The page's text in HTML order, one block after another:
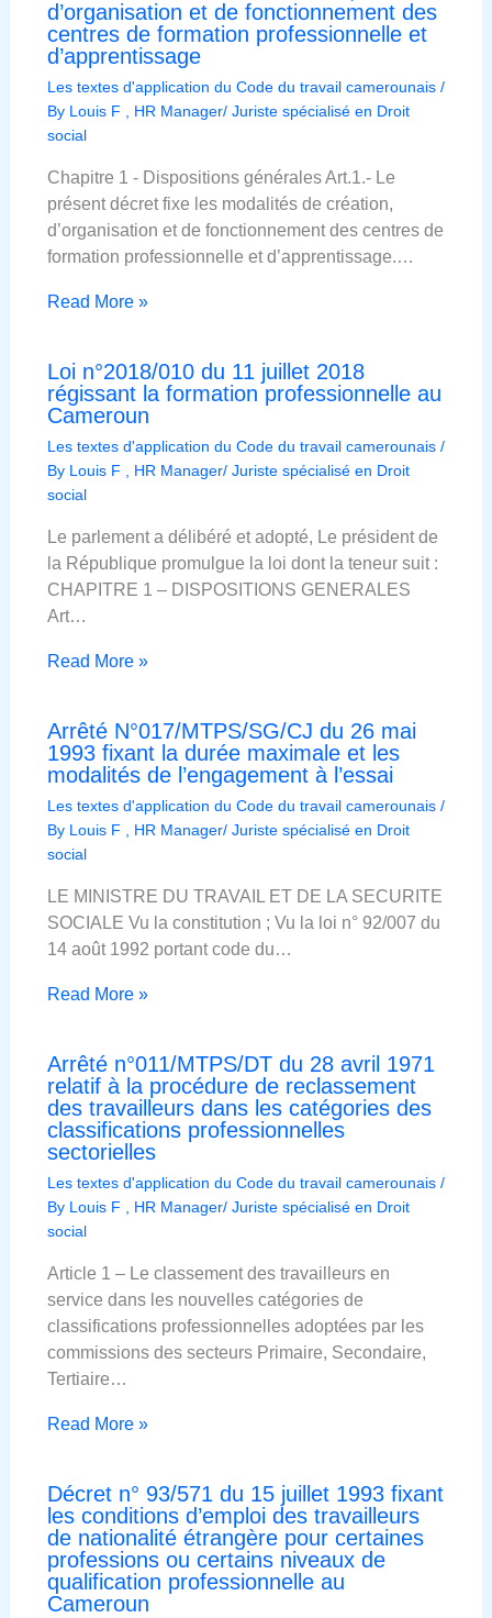
d’organisation et de fonctionnement des
centres de formation professionnelle et
d’apprentissage
Les textes d'application du Code du travail camerounais/
By Louis F , HR Manager/ Juriste spécialisé en Droit
social
Chapitre 1 ‐ Dispositions générales Art.1.‐ Le
présent décret fixe les modalités de création,
d’organisation et de fonctionnement des centres de
formation professionnelle et d’apprentissage.…
Read More »
Loi n°2018/010 du 11 juillet 2018
régissant la formation professionnelle au
Cameroun
Les textes d'application du Code du travail camerounais/
By Louis F , HR Manager/ Juriste spécialisé en Droit
social
Le parlement a délibéré et adopté, Le président de
la République promulgue la loi dont la teneur suit :
CHAPITRE 1 – DISPOSITIONS GENERALES
Art…
Read More »
Arrêté N°017/MTPS/SG/CJ du 26 mai
1993 fixant la durée maximale et les
modalités de l’engagement à l’essai
Les textes d'application du Code du travail camerounais/
By Louis F , HR Manager/ Juriste spécialisé en Droit
social
LE MINISTRE DU TRAVAIL ET DE LA SECURITE
SOCIALE Vu la constitution ; Vu la loi n° 92/007 du
14 août 1992 portant code du…
Read More »
Arrêté n°011/MTPS/DT du 28 avril 1971
relatif à la procédure de reclassement
des travailleurs dans les catégories des
classifications professionnelles
sectorielles
Les textes d'application du Code du travail camerounais/
By Louis F , HR Manager/ Juriste spécialisé en Droit
social
Article 1 – Le classement des travailleurs en
service dans les nouvelles catégories de
classifications professionnelles adoptées par les
commissions des secteurs Primaire, Secondaire,
Tertiaire…
Read More »
Décret n° 93/571 du 15 juillet 1993 fixant
les conditions d’emploi des travailleurs
de nationalité étrangère pour certaines
professions ou certains niveaux de
qualification professionnelle au
Cameroun